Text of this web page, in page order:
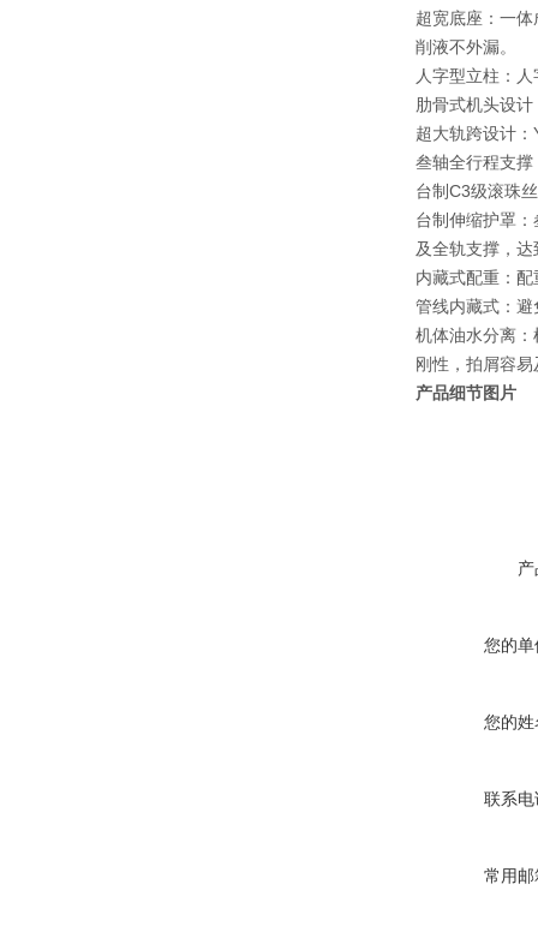
超宽底座：一
削液不外漏。
人字型立柱：
肋骨式机头设
超大轨跨设计
叁轴全行程支
台制C3级滚珠
台制伸缩护罩
及全轨支撑，
内藏式配重：
管线内藏式：
机体油水分离
刚性，拍屑容
产品细节图片
您的
您的
联系
常用